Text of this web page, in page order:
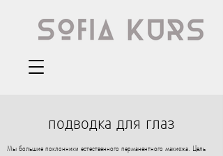
подводка для глаз
Мы большие поклонники естественного перманентного макияжа. Цель